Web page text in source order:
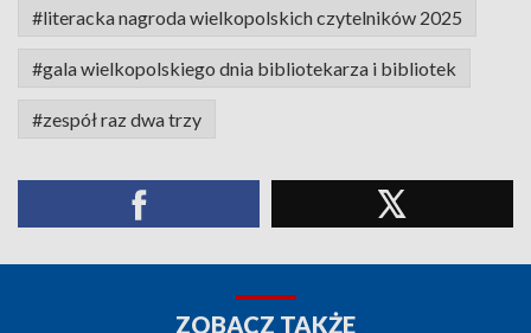
#literacka nagroda wielkopolskich czytelników 2025
#gala wielkopolskiego dnia bibliotekarza i bibliotek
#zespół raz dwa trzy
ZOBACZ TAKŻE